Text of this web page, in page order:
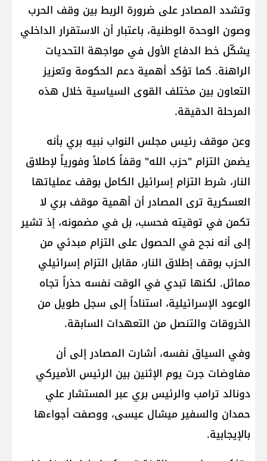
وتشدد المصادر على ضرورة الربط بين وقف الحرب
وصون الوحدة الوطنية، باعتبار أن الاستقرار الداخلي
يشكّل خط الدفاع الأول في مواجهة التحديات
الراهنة. كما تؤكد أهمية دعم الحكومة وتعزيز
التعاون بين مختلف القوى السياسية خلال هذه
المرحلة الدقيقة.
وعن موقف رئيس مجلس النواب نبيه بري بأنه
يضمن التزام "حزب الله" وقفاً كاملاً وفورياً لإطلاق
النار، شرط التزام إسرائيل الكامل بوقف عملياتها
العسكرية ترى المصادر أن أهمية موقف بري لا
تكمن في توقيته فحسب، بل في مضمونه، إذ تشير
إلى أنه نجح في الحصول على التزام مبدئي من
الحزب بوقف إطلاق النار، مقابل التزام إسرائيلي
مماثل. لكنها تبدي في الوقت نفسه حذراً تجاه
الوعود الإسرائيلية، استناداً إلى سجل طويل من
الخروقات والتنصل من التعهدات السابقة.
وفي السياق نفسه، أشارت المصادر إلى أن
مفاوضات جرت يوم الإثنين بين الرئيس الأميركي
دونالد ترامب والرئيس بري عبر المستشار علي
حمدان والسفير ميشال عيسى، ووصفت أجواءها
بالإيجابية.